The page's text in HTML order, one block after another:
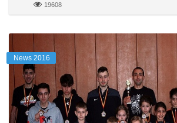
19608
News 2016